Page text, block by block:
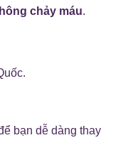
chảy máu.
bạn dễ dàng thay